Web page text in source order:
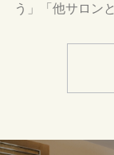
う」「他サロン